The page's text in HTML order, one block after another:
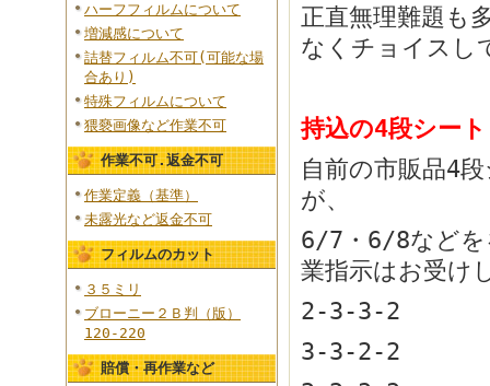
ハーフフィルムについて
増減感について
詰替フィルム不可(可能な場
合あり)
特殊フィルムについて
猥褻画像など作業不可
作業不可.返金不可
作業定義（基準）
未露光など返金不可
フィルムのカット
３５ミリ
ブローニー２Ｂ判（版）
120-220
賠償・再作業など
正直無理難題も
なくチョイスし
持込の4段シート
自前の市販品4
が、
6/7・6/8などを
業指示はお受け
2-3-3-2
3-3-2-2